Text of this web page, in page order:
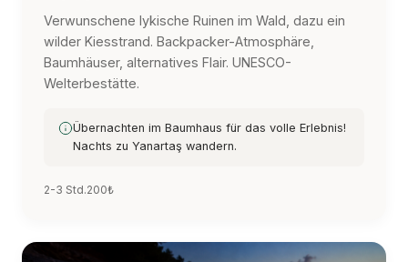
Verwunschene lykische Ruinen im Wald, dazu ein
wilder Kiesstrand. Backpacker-Atmosphäre,
Baumhäuser, alternatives Flair. UNESCO-
Welterbestätte.
Übernachten im Baumhaus für das volle Erlebnis!
Nachts zu Yanartaş wandern.
2-3 Std.200₺